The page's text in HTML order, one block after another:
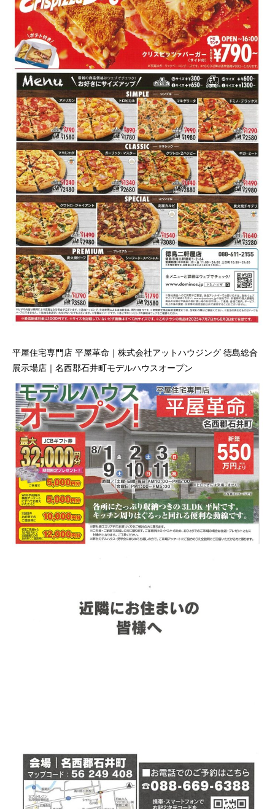
平屋住宅専門店 平屋革命｜株式会社アットハウジング 徳島総合
展示場店｜名西郡石井町モデルハウスオープン